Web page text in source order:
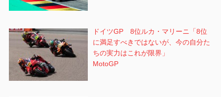
ドイツGP 8位ルカ・マリーニ「8位
に満足すべきではないが、今の自分た
ちの実力はこれが限界」
MotoGP